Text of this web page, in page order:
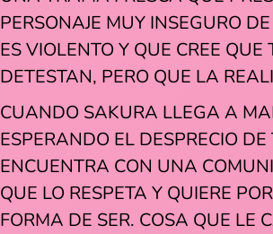
PERSONAJE MUY INSEGURO
ES VIOLENTO Y QUE CREE QUE
DETESTAN, PERO QUE LA
CUANDO SAKURA LLEGA A
ESPERANDO EL DESPRECIO DE
ENCUENTRA CON UNA
QUE LO RESPETA Y QUIERE
FORMA DE SER. COSA QUE LE